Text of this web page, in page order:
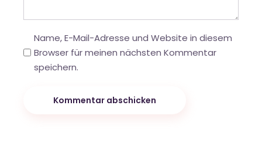
Name, E-Mail-Adresse und Website in diesem
Browser für meinen nächsten Kommentar
speichern.
Kommentar abschicken